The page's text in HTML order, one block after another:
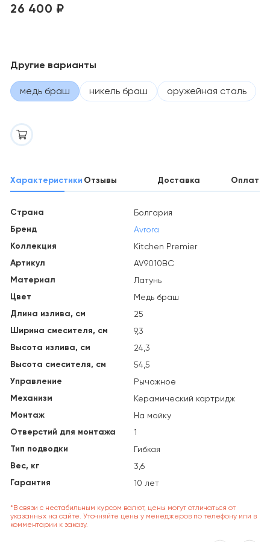
26 400 ₽
Другие варианты
медь браш никель браш оружейная сталь
Характеристики Отзывы Доставка Оплата
Страна Болгария
Бренд Avrora
Коллекция Kitchen Premier
Артикул AV9010BC
Материал Латунь
Цвет Медь браш
Длина излива, см 25
Ширина смесителя, см 9,3
Высота излива, см 24,3
Высота смесителя, см 54,5
Управление Рычажное
Механизм Керамический картридж
Монтаж На мойку
Отверстий для монтажа 1
Тип подводки Гибкая
Вес, кг 3,6
Гарантия 10 лет
*В связи с нестабильным курсом валют, цены могут отличаться от
указанных на сайте. Уточняйте цены у менеджеров по телефону или в
комментарии к заказу.